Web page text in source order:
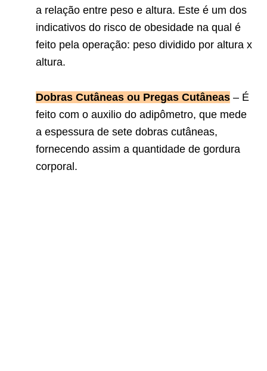
a relação entre peso e altura. Este é um dos
indicativos do risco de obesidade na qual é
feito pela operação: peso dividido por altura x
altura.
Dobras Cutâneas ou Pregas Cutâneas – É
feito com o auxilio do adipômetro, que mede
a espessura de sete dobras cutâneas,
fornecendo assim a quantidade de gordura
corporal.